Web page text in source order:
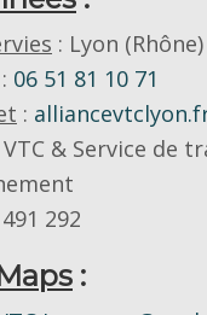
: Lyon (Rhône)
: 06 51 81 10 71
:
VTC & Service de
292
: